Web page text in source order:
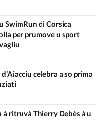
SwimRun di Corsica
per prumove u sport
celebra a so prima
à ritruvà Thierry Debès à u